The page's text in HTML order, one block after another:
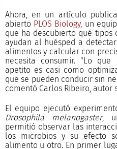
Ahora, en un artículo
abierto PLOS Biology, un
que ha descubierto qué tipos
ayudan al huésped a
alimentos y calcular con
necesita consumir. "Lo
apetito es casi como
que se pueden conducir sin
comentó Carlos Ribeiro, autor
El equipo ejecutó
Drosophila melanogaster,
permitió observar las
los microbios y su efecto
alimento u otro. En primer